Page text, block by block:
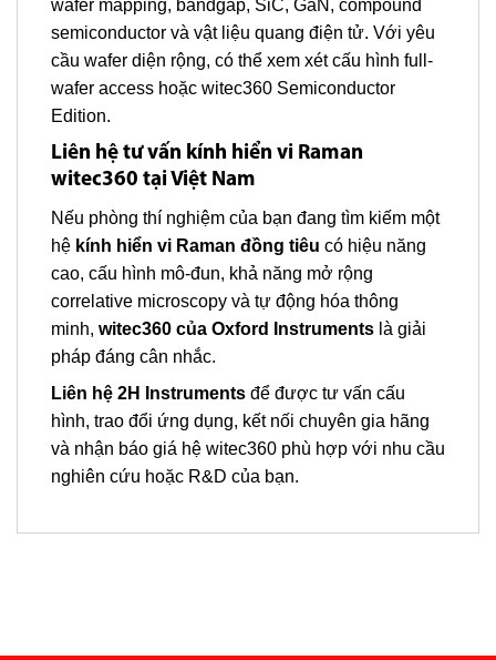
wafer mapping, bandgap, SiC, GaN, compound
semiconductor và vật liệu quang điện tử. Với yêu
cầu wafer diện rộng, có thể xem xét cấu hình full-
wafer access hoặc witec360 Semiconductor
Edition.
Liên hệ tư vấn kính hiển vi Raman
witec360 tại Việt Nam
Nếu phòng thí nghiệm của bạn đang tìm kiếm một
hệ kính hiển vi Raman đồng tiêu có hiệu năng
cao, cấu hình mô-đun, khả năng mở rộng
correlative microscopy và tự động hóa thông
minh, witec360 của Oxford Instruments là giải
pháp đáng cân nhắc.
Liên hệ 2H Instruments để được tư vấn cấu
hình, trao đổi ứng dụng, kết nối chuyên gia hãng
và nhận báo giá hệ witec360 phù hợp với nhu cầu
nghiên cứu hoặc R&D của bạn.